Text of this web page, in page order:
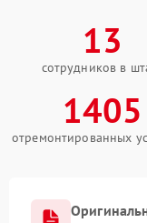
13
сотрудников в
1405
отремонтированных